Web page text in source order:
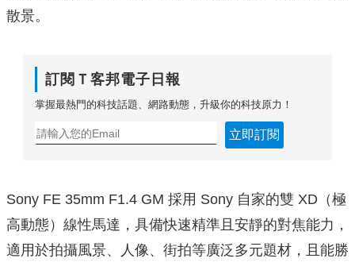
散景。
訂閱Ｔ客邦電子日報
掌握最熱門的科技話題、網路動態，升級你的科技原力！
立即訂閱
Sony FE 35mm F1.4 GM 採用 Sony 自家的雙 XD（極
高動態）線性馬達，具備快速精準且安靜的對焦能力，
適用於拍攝風景、人像、街拍等廣泛多元題材，且能勝